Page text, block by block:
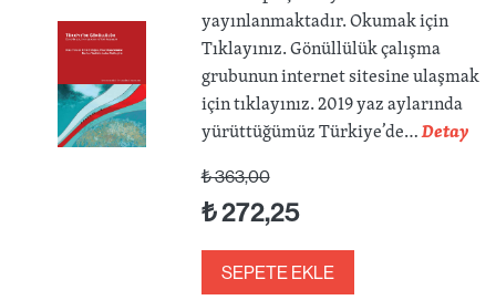
yayınlanmaktadır. Okumak için
Tıklayınız. Gönüllülük çalışma
grubunun internet sitesine ulaşmak
için tıklayınız. 2019 yaz aylarında
yürüttüğümüz Türkiye’de…Detay
₺363,00
₺272,25
SEPETE EKLE